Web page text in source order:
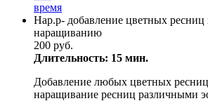
время
Нар.р- добавление цветных
наращиванию
200 руб.
Длительность: 15 мин.
Добавление любых цветных
наращивание ресниц различными